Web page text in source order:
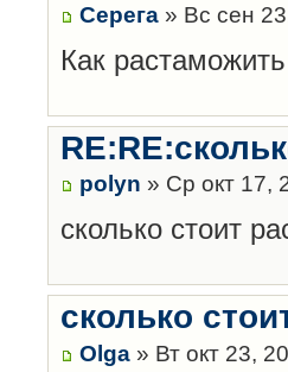
Серега » Вс сен
Как
polyn » Ср окт 17,
сколько стоит
сколько
Olga » Вт окт 23,